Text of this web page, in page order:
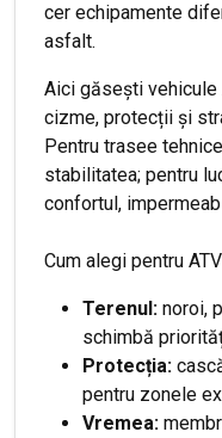
cer echipamente
asfalt.
Aici găsești vehicule
cizme, protecții și
Pentru trasee
stabilitatea; pentru
confortul,
Cum alegi pentru
Terenul: noroi,
schimbă
Protecția:
pentru zonele
Vremea: